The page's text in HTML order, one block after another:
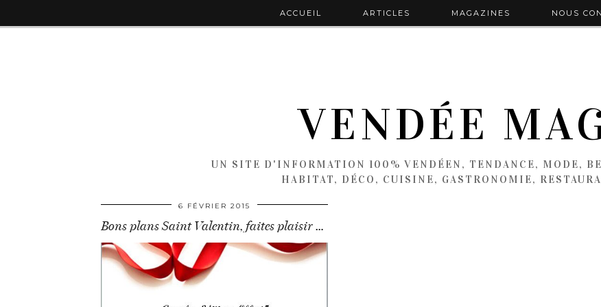
VENDÉE
UN SITE D'INFORMATION 100% VENDÉEN, TENDANCE, MODE,
HABITAT, DÉCO, CUISINE, GASTRONOMIE,
ACCUEIL ARTICLES MAGAZINES NOUS
6 FÉVRIER 2015
Bons plans Saint Valentin, faites plaisir ou faites-vous …